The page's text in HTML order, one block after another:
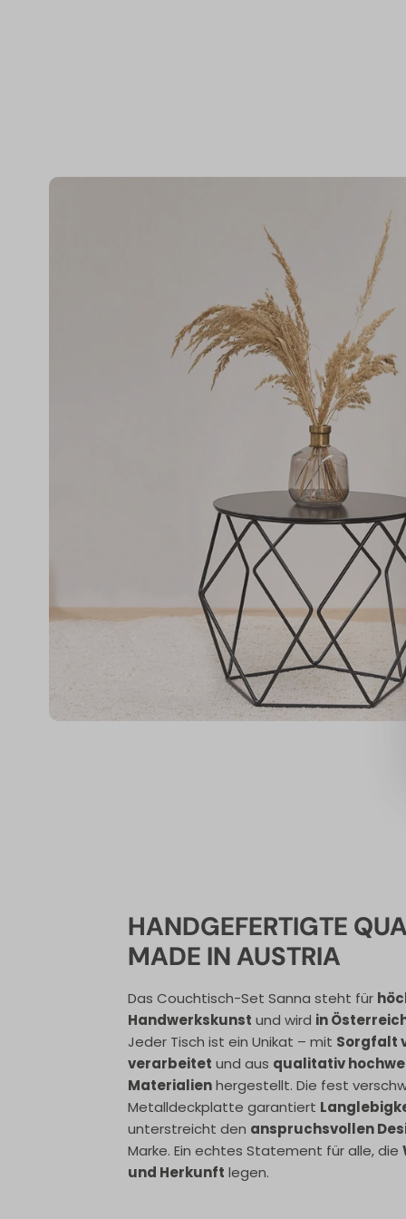
HANDGEFERTIGTE
MADE IN AUSTRIA
Das Couchtisch-Set Sanna steht für
Handwerkskunst und wird in
Jeder Tisch ist ein Unikat – mit Sorgfalt
verarbeitet und aus qualitativ
Materialienhergestellt. Die fest
Metalldeckplatte garantiert
unterstreicht den anspruchsvollen
Marke. Ein echtes Statement für alle, die
und Herkunft legen.